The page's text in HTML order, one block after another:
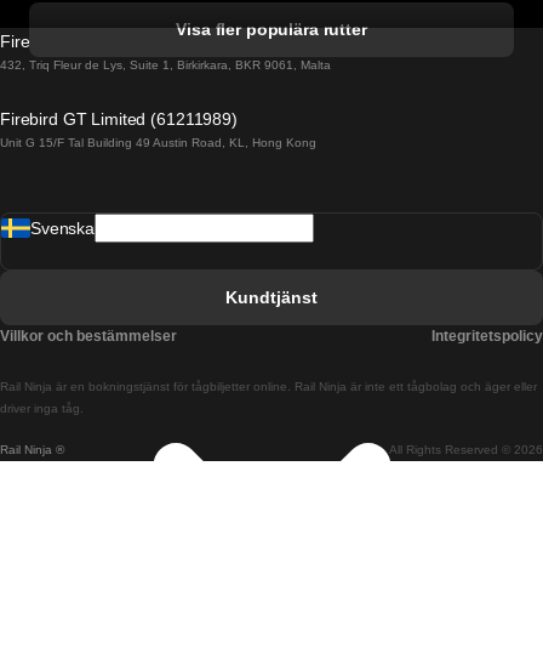
Tåg från Porto till Faro
Tåg från Barcelona till Madrid
Tåg från Budapest till Bratislava
Visa fler populära rutter
Firebird GT Limited (OC 1451)
432, Triq Fleur de Lys, Suite 1, Birkirkara, BKR 9061, Malta
Firebird GT Limited (61211989)
Unit G 15/F Tal Building 49 Austin Road, KL, Hong Kong
Rail Ninja ® All Rights Reserved © 2026
Rail Ninja är en bokningstjänst för tågbiljetter online. Rail Ninja är inte ett tågbolag och äger eller
driver inga tåg.
Svenska
Kundtjänst
Villkor och bestämmelser Integritetspolicy